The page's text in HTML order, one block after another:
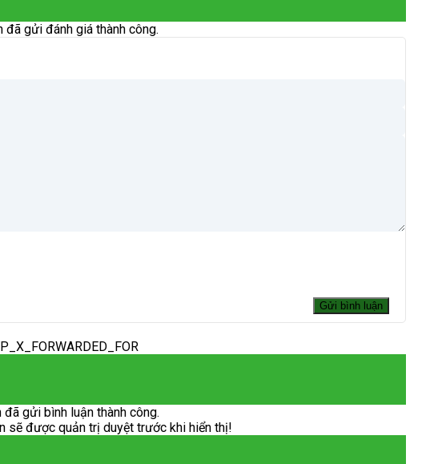
đã gửi đánh giá thành công.
đã gửi bình luận thành công.
sẽ được quản trị duyệt trước khi hiển thị!